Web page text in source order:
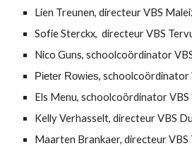
Lien Treunen, directeur VBS
Sofie Sterckx, directeur VBS
Nico Guns,schoolcoördinator
Pieter Rowies,schoolcoördinator
Els Menu, schoolcoördinator
Kelly Verhasselt, directeur VBS
Maarten Brankaer, directeur VBS